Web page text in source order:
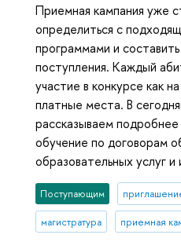
Приемная кампания уже
определиться с
программами и
поступления. Каждый
участие в конкурсе как
платные места. В
рассказываем
обучение по договорам
образовательных услуг
Поступающим
магистратура приемная